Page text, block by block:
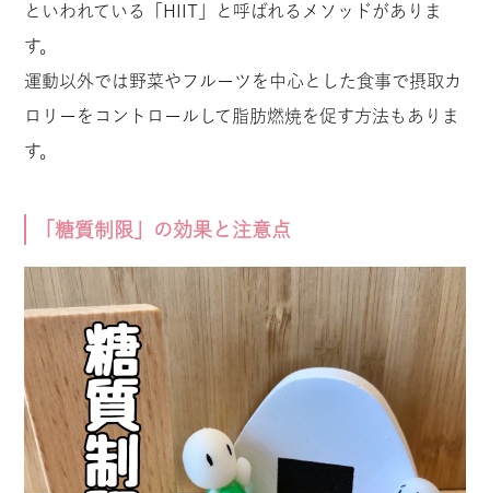
といわれている「HIIT」と呼ばれるメソッドがありま
す。
運動以外では野菜やフルーツを中心とした食事で摂取カ
ロリーをコントロールして脂肪燃焼を促す方法もありま
す。
「糖質制限」の効果と注意点